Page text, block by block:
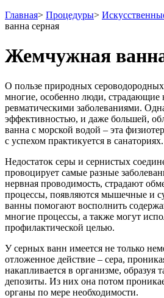
Главная> Процедуры>
ванна серная
Жемчужная
О пользе природных
многие, особенно люди,
ревматическими заболеваниями.
эффективностью, и даже большей,
ванна с морской водой – эта
с успехом практикуется в санаториях.
Недостаток серы и сернистых
провоцирует самые разные
нервная проводимость, страдают
процессы, появляются мышечные и
ванны помогают восполнить
многие процессы, а также могут
профилактической целью.
У серных ванн имеется не только
отложенное действие – сера,
накапливается в организме, образуя
депозиты. Из них она потом
органы по мере необходимости.